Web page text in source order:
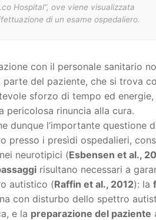
Hospital”, ove viene visualizzata
di un esame ospedaliero.
con il personale sanitario
parte del paziente, che si trova
sforzo di tempo ed
pericolosa rinuncia alla cura.
dunque l’importante questione
presso i presìdi ospedalieri,
neurotipici (Esbensen et al.,
risultano necessari a
autistico (Raffin et al., 2012): la
con disturbo dello spettro
e la preparazione del paziente